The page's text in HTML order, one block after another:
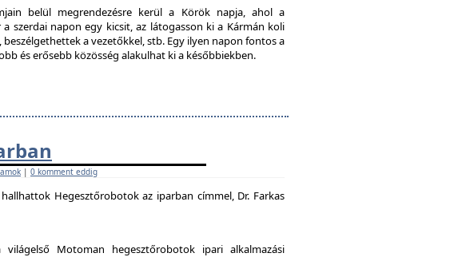
belül megrendezésre kerül a Körök napja, ahol a
szerdai napon egy kicsit, az látogasson ki a Kármán koli
a vezetőkkel, stb. Egy ilyen napon fontos a
és erősebb közösség alakulhat ki a későbbiekben.
| 0 komment eddig
Hegesztőrobotok az iparban címmel, Dr. Farkas
Motoman hegesztőrobotok ipari alkalmazási